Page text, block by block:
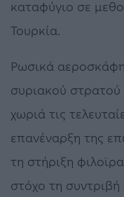
καταφύγιο σε
Τουρκία.
Ρωσικά
συριακού
χωριά τις
επανέναρξη της
τη στήριξη
στόχο τη συντριβή